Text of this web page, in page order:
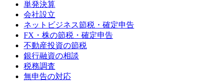
単発決算
会社設立
ネットビジネス節税・確定申告
FX・株の節税・確定申告
不動産投資の節税
銀行融資の相談
税務調査
無申告の対応